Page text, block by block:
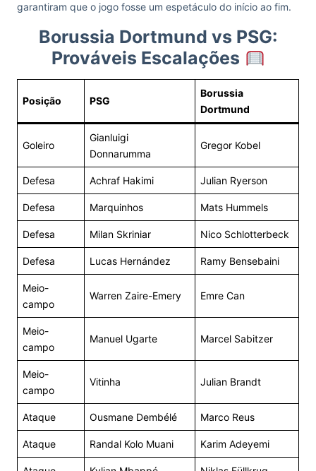
garantiram que o jogo fosse um espetáculo do início ao fim.
Borussia Dortmund vs PSG:
Prováveis Escalações
Posição PSG
Borussia
Dortmund
Goleiro
Gianluigi
Donnarumma
Gregor Kobel
Defesa Achraf Hakimi Julian Ryerson
Defesa Marquinhos Mats Hummels
Defesa Milan Skriniar Nico Schlotterbeck
Defesa Lucas Hernández Ramy Bensebaini
Meio-
campo
Warren Zaire-Emery Emre Can
Meio-
campo
Manuel Ugarte Marcel Sabitzer
Meio-
campo
Vitinha Julian Brandt
Ataque Ousmane Dembélé Marco Reus
Ataque Randal Kolo Muani Karim Adeyemi